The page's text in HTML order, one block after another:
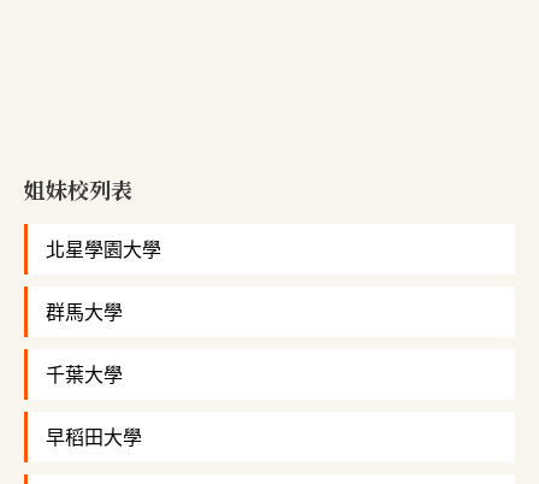
姐妹校列表
北星學園大學
群馬大學
千葉大學
早稻田大學